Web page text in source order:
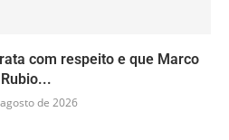
com respeito e que Marco
Rubio...
de 2026